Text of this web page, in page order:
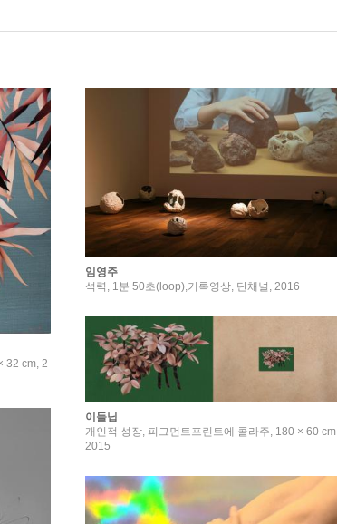
32 cm, 2
임영주
석력, 1분 50초(loop),기록영상, 단채널, 2016
이들닙
개인적 성장, 피그먼트프린트에 콜라주, 180 × 60 cm,
2015